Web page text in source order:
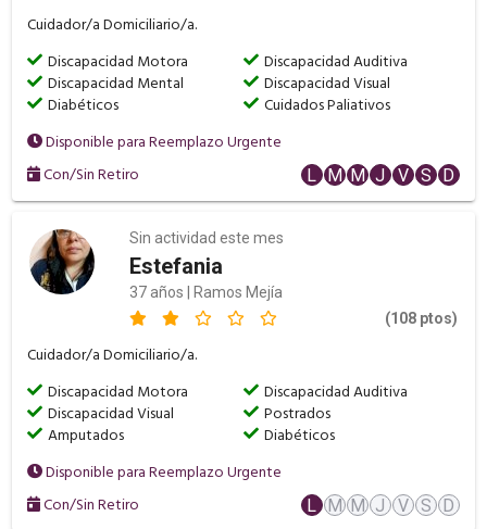
Cuidador/a Domiciliario/a.
Discapacidad Motora
Discapacidad Auditiva
Discapacidad Mental
Discapacidad Visual
Diabéticos
Cuidados Paliativos
Disponible para Reemplazo Urgente
Con/Sin Retiro
L M M J V S D
Sin actividad este mes
Estefania
37 años | Ramos Mejía
(108 ptos)
Cuidador/a Domiciliario/a.
Discapacidad Motora
Discapacidad Auditiva
Discapacidad Visual
Postrados
Amputados
Diabéticos
Disponible para Reemplazo Urgente
Con/Sin Retiro
L M M J V S D